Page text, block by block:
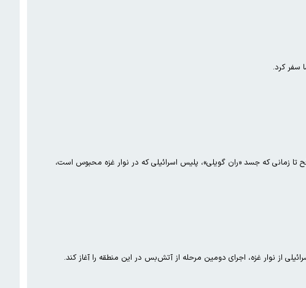
تا زمانی که جسد «ران گویلی»، پلیس اسرائیلی که در نوار غزه محبوس است،
از نوار غزه، اجرای دومین مرحله از آتش‌بس در این منطقه را آغاز کند.